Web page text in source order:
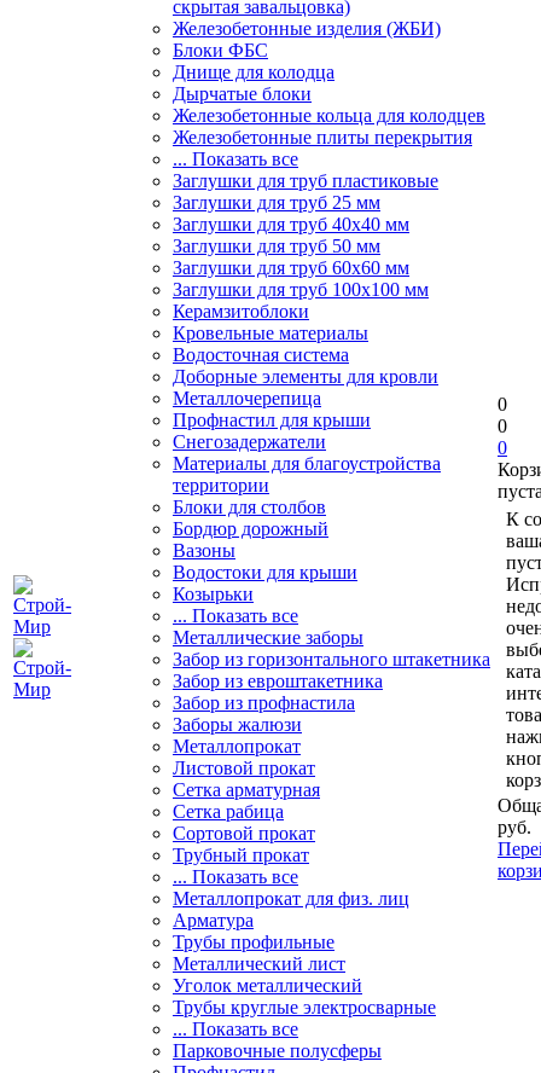
скрытая завальцовка)
Железобетонные изделия (ЖБИ)
Блоки ФБС
Днище для колодца
Дырчатые блоки
Железобетонные кольца для колодцев
Железобетонные плиты перекрытия
... Показать все
Заглушки для труб пластиковые
Заглушки для труб 25 мм
Заглушки для труб 40х40 мм
Заглушки для труб 50 мм
Заглушки для труб 60х60 мм
Заглушки для труб 100х100 мм
Керамзитоблоки
Кровельные материалы
Водосточная система
Доборные элементы для кровли
Металлочерепица
Профнастил для крыши
Снегозадержатели
Материалы для благоустройства
территории
Блоки для столбов
Бордюр дорожный
Вазоны
Водостоки для крыши
Козырьки
... Показать все
Металлические заборы
Забор из горизонтального штакетника
Забор из евроштакетника
Забор из профнастила
Заборы жалюзи
Металлопрокат
Листовой прокат
Сетка арматурная
Сетка рабица
Сортовой прокат
Трубный прокат
... Показать все
Металлопрокат для физ. лиц
Арматура
Трубы профильные
Металлический лист
Уголок металлический
Трубы круглые электросварные
... Показать все
Парковочные полусферы
0
0
0
К
руб.